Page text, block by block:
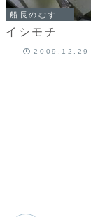
イシモチ
2009.12.29